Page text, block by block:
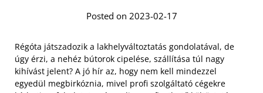
Posted on 2023-02-17
Régóta játszadozik a lakhelyváltoztatás gondolatával, de
úgy érzi, a nehéz bútorok cipelése, szállítása túl nagy
kihívást jelent? A jó hír az, hogy nem kell mindezzel
egyedül megbirkóznia, mivel profi szolgáltató cégekre